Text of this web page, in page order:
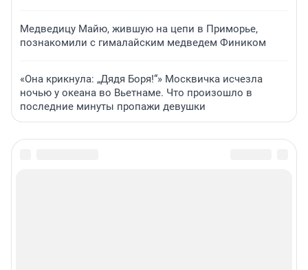
Медведицу Майю, жившую на цепи в Приморье,
познакомили с гималайским медведем Фиником
«Она крикнула: „Дядя Боря!“» Москвичка исчезла
ночью у океана во Вьетнаме. Что произошло в
последние минуты пропажи девушки